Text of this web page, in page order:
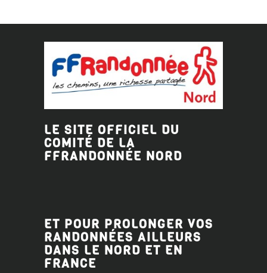
LE SITE OFFICIEL DU
COMITÉ DE LA
FFRANDONNÉE NORD
ET POUR PROLONGER VOS
RANDONNÉES AILLEURS
DANS LE NORD ET EN
FRANCE